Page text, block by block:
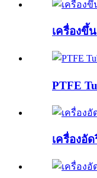
เครื่องขึ้
PTFE
เครื่องอั